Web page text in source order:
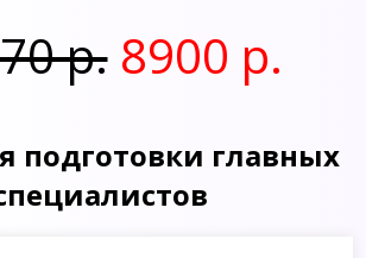
р. 8900 р.
подготовки главных